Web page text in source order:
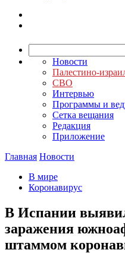
Новости
Палестино-
СВО
Интервью
Программы и
Сетка вещания
Редакция
Приложение
Главная Новости
В мире
Коронавирус
В Испании
заражения
штаммом